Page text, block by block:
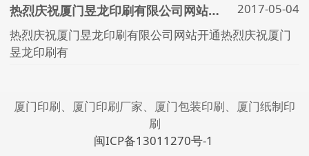
的质量管理体系。
热烈庆祝厦门昱龙印刷有限公司网站开通
2017-05-04
热烈庆祝厦门昱龙印刷有限公司网站开通热烈庆祝厦门
昱龙印刷有
厦门印刷、厦门印刷厂家、厦门包装印刷、厦门纸制印
刷
闽ICP备13011270号-1